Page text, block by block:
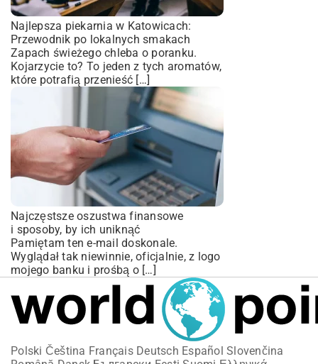
Najlepsza piekarnia w Katowicach:
Przewodnik po lokalnych smakach
Zapach świeżego chleba o poranku.
Kojarzycie to? To jeden z tych aromatów,
które potrafią przenieść […]
Najczęstsze oszustwa finansowe
i sposoby, by ich uniknąć
Pamiętam ten e-mail doskonale.
Wyglądał tak niewinnie, oficjalnie, z logo
mojego banku i prośbą o […]
Polski Čeština Français Deutsch Español Slovenčina